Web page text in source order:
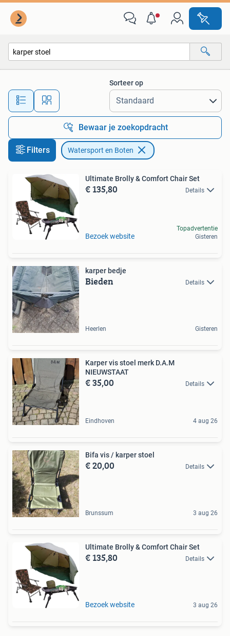
Alle afstanden…
Sorteer op
Bewaar je zoekopdracht
Filters Watersport en Boten
Ultimate Brolly & Comfort Chair Set
€ 135,80 Details
Bezoek website
Topadvertentie
Gisteren
karper bedje
Bieden Details
Heerlen Gisteren
Karper vis stoel merk D.A.M
NIEUWSTAAT
€ 35,00 Details
Eindhoven 4 aug 26
Bifa vis / karper stoel
€ 20,00 Details
Brunssum 3 aug 26
Ultimate Brolly & Comfort Chair Set
€ 135,80 Details
Bezoek website 3 aug 26